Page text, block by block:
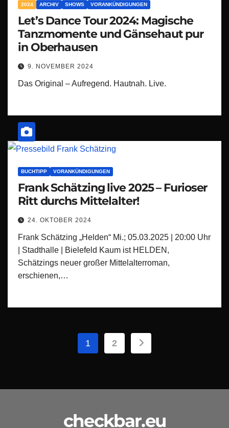
2024 ARCHIV SHOWS VORANKÜNDIGUNGEN
Let’s Dance Tour 2024: Magische
Tanzmomente und Gänsehaut pur
in Oberhausen
9. NOVEMBER 2024
Das Original – Aufregend. Hautnah. Live.
BUCHTIPP VORANKÜNDIGUNGEN
Frank Schätzing live 2025 – Furioser
Ritt durchs Mittelalter!
24. OKTOBER 2024
Frank Schätzing „Helden“ Mi.; 05.03.2025 | 20:00 Uhr
| Stadthalle | Bielefeld Kaum ist HELDEN,
Schätzings neuer großer Mittelalterroman,
erschienen,…
Beiträge
1 2
checkbar.eu